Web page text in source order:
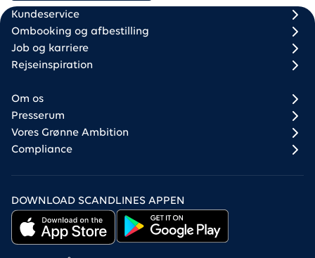
Scandlines
Footer column 1
Kundeservice
Ombooking og afbestilling
Job og karriere
Rejseinspiration
Footer column 2
Om os
Presserum
Vores Grønne Ambition
Compliance
DOWNLOAD SCANDLINES APPEN